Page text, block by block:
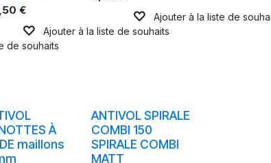
de souhaits
€
Ajouter à la liste de souhaits
Ajouter à la liste de
À
maillons
ANTIVOL SPIRALE
COMBI 150
SPIRALE COMBI
MATT